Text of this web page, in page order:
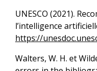
UNESCO (2021).
l’intelligence
https://
Walters, W. H. et